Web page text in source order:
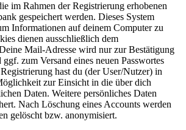
im Rahmen der Registrierung erhobenen
gespeichert werden. Dieses System
Informationen auf deinem Computer zu
dienen ausschließlich dem
Mail-Adresse wird nur zur Bestätigung
zum Versand eines neuen Passwortes
hast du (der User/Nutzer) in
zur Einsicht in die über dich
Daten. Weitere persönliches Daten
Nach Löschung eines Accounts werden
gelöscht bzw. anonymisiert.